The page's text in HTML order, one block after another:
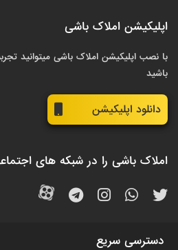
اپلیکیشن املاک باشی
با نصب اپلیکیشن املاک باشی میتوانید
باشید
دانلود اپلیکیشن
املاک باشی را در شبکه های
دسترسی سریع